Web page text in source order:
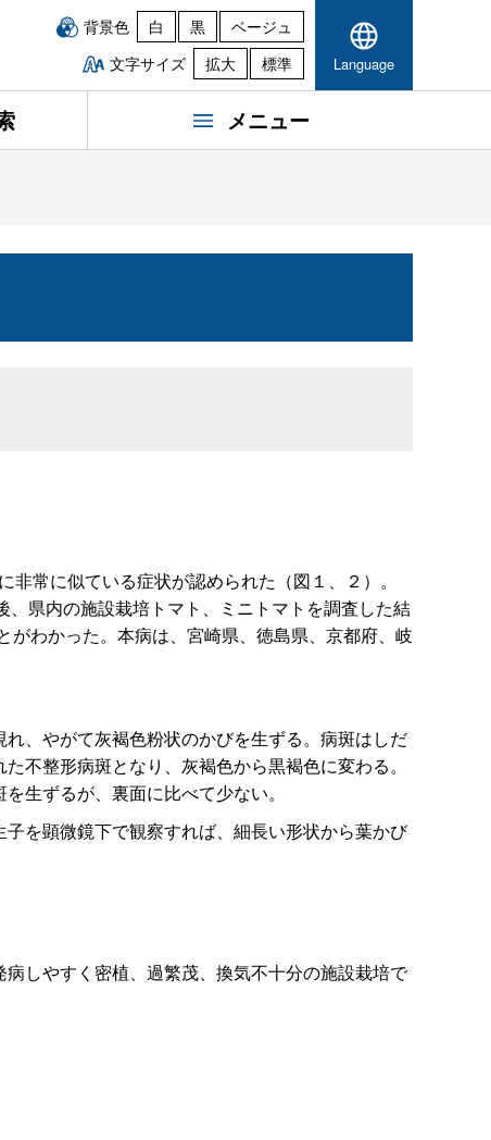
背景色 白 黒
ベージュ
文字サイズ
拡大 標準 Language
メニュー
常に似ている症状が認められた（図１、２）。
県内の施設栽培トマト、ミニトマトを調査した結
わかった。本病は、宮崎県、徳島県、京都府、岐
、やがて灰褐色粉状のかびを生ずる。病斑はしだ
不整形病斑となり、灰褐色から黒褐色に変わる。
生ずるが、裏面に比べて少ない。
を顕微鏡下で観察すれば、細長い形状から葉かび
しやすく密植、過繁茂、換気不十分の施設栽培で